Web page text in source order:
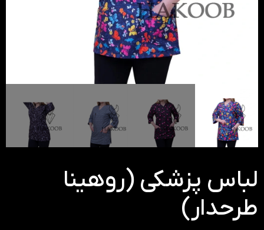
لباس پزشکی (روهینا
طرحدار)